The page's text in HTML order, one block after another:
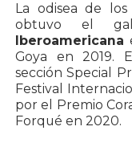
La odisea de
obtuvo el
Iberoamericana
Goya en 2019.
sección Special
Festival
por el Premio
Forqué en 2020.